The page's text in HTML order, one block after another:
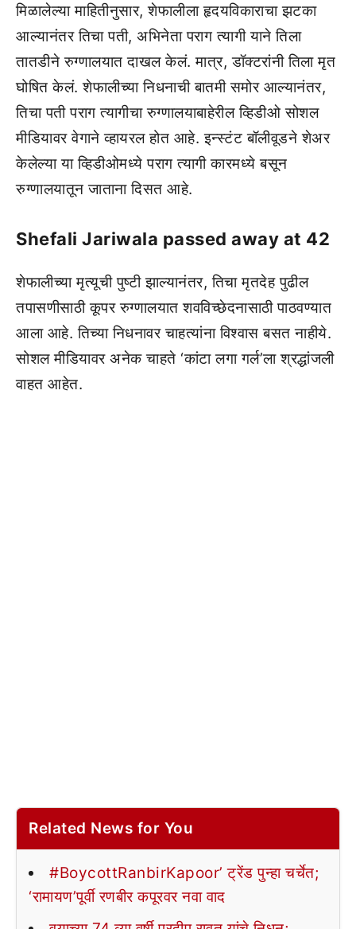
मिळालेल्या माहितीनुसार, शेफालीला हृदयविकाराचा झटका
आल्यानंतर तिचा पती, अभिनेता पराग त्यागी याने तिला
तातडीने रुग्णालयात दाखल केलं. मात्र, डॉक्टरांनी तिला मृत
घोषित केलं. शेफालीच्या निधनाची बातमी समोर आल्यानंतर,
तिचा पती पराग त्यागीचा रुग्णालयाबाहेरील व्हिडीओ सोशल
मीडियावर वेगाने व्हायरल होत आहे. इन्स्टंट बॉलीवूडने शेअर
केलेल्या या व्हिडीओमध्ये पराग त्यागी कारमध्ये बसून
रुग्णालयातून जाताना दिसत आहे.
Shefali Jariwala passed away at 42
शेफालीच्या मृत्यूची पुष्टी झाल्यानंतर, तिचा मृतदेह पुढील
तपासणीसाठी कूपर रुग्णालयात शवविच्छेदनासाठी पाठवण्यात
आला आहे. तिच्या निधनावर चाहत्यांना विश्वास बसत नाहीये.
सोशल मीडियावर अनेक चाहते ‘कांटा लगा गर्ल’ला श्रद्धांजली
वाहत आहेत.
Related News for You
#BoycottRanbirKapoor’ ट्रेंड पुन्हा चर्चेत;
‘रामायण’पूर्वी रणबीर कपूरवर नवा वाद